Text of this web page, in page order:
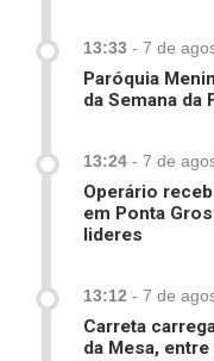
13:33 - 7 de
Paróquia
da Semana da
13:24 - 7 de
Operário
em Ponta
lideres
13:12 - 7 de
Carreta
da Mesa,